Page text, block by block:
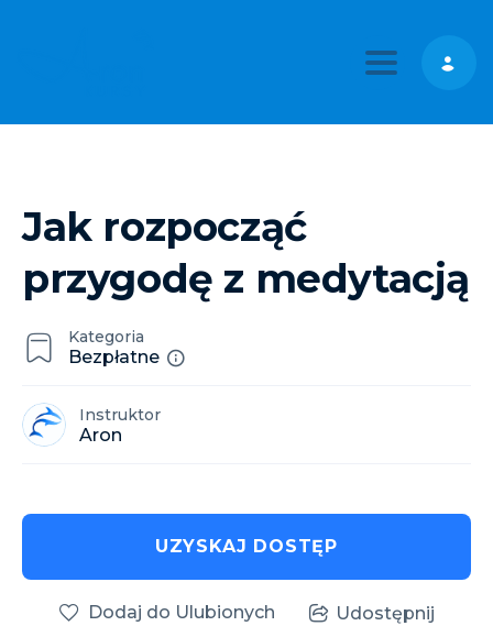
Toggle
Kategoria
Bezpłatne
Instruktor
Aron
Jak rozpocząć
przygodę z medytacją
UZYSKAJ DOSTĘP
Dodaj do Ulubionych Udostępnij